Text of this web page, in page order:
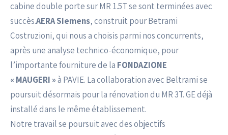
cabine double porte sur MR 1.5T se sont terminées avec
succès.AERA Siemens, construit pour Betrami
Costruzioni, qui nous a choisis parmi nos concurrents,
après une analyse technico-économique, pour
l’importante fourniture de la FONDAZIONE
« MAUGERI »à PAVIE. La collaboration avec Beltrami se
poursuit désormais pour la rénovation du MR 3T. GE déjà
installé dans le même établissement.
Notre travail se poursuit avec des objectifs